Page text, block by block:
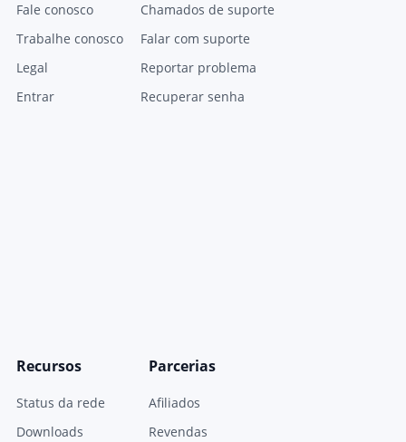
Fale conosco
Trabalhe conosco
Legal
Entrar
Chamados de suporte
Falar com suporte
Reportar problema
Recuperar senha
Recursos
Status da rede
Downloads
Parcerias
Afiliados
Revendas